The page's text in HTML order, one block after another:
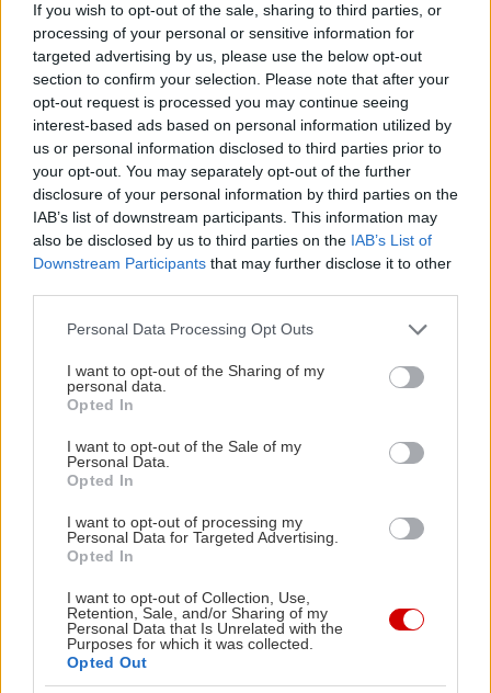
If you wish to opt-out of the sale, sharing to third parties, or
processing of your personal or sensitive information for
targeted advertising by us, please use the below opt-out
section to confirm your selection. Please note that after your
opt-out request is processed you may continue seeing
interest-based ads based on personal information utilized by
us or personal information disclosed to third parties prior to
your opt-out. You may separately opt-out of the further
disclosure of your personal information by third parties on the
IAB’s list of downstream participants. This information may
also be disclosed by us to third parties on the IAB’s List of
Downstream Participants that may further disclose it to other
Please note that this website/app uses one or more Google
not limited to your visit or usage behaviour. You may click to
grant or deny consent to Google and its third-party tags to
use your data for below specified purposes in below Google
consent section.
Personal Data Processing Opt Outs
I want to opt-out of the Sharing of my
personal data.
Opted In
I want to opt-out of the Sale of my
Personal Data.
Opted In
I want to opt-out of processing my
Personal Data for Targeted Advertising.
Opted In
I want to opt-out of Collection, Use,
Retention, Sale, and/or Sharing of my
Personal Data that Is Unrelated with the
Purposes for which it was collected.
Opted Out
τραπέζια της σε ένα νοσταλγικό υπόγειο, ανάμεσα
σε κρασοβάρελα, κληματόφυλλα και
ασπρόμαυρες φωτογραφίες. Εδώ δοκιμάζουμε
κλασικά σπιτικά μαγειρευτά σαν το κοκκινιστό
μοσχαράκι, το παστίτσιο και τα σουτζουκάκια, ενώ
οι κρεατοφάγοι της παρέας ορκίζονται στις
σεφταλιές της, τα αρνίσια παϊδάκια και τα
κεφτεδάκια στο τηγάνι. Λογαριασμός με κρασί,
γύρω στα 20€ το άτομο.
Στρωμένα με καρό τραπεζομάντηλα είναι τα
τραπεζάκια στοΒασιλικός & Δυόσμος
(Ξενοφώντος 179, τηλ: 21 1182 9933) στα οποία
βαθιάς νοστιμιάς όπως το καρμποναράκι με
σκιουφιχτά, απάκι, μανιτάρια και γραβιέρα
Κρήτης, ο μοσχαρίσιος σιδηρόδρομος με πουρέ
πατάτας και γλάσο από οξύμελο που
κοντοσούβλι και η γιγάντια σταβλίσια μπριζόλα
με πατάτες baby και χειροποίητη σάλτσα. Από
ορεκτικά δοκίμασε τα βομβίδια, με αρνίσιο